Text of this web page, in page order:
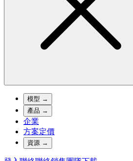
模型 →
產品 →
企業
方案定價
資源 →